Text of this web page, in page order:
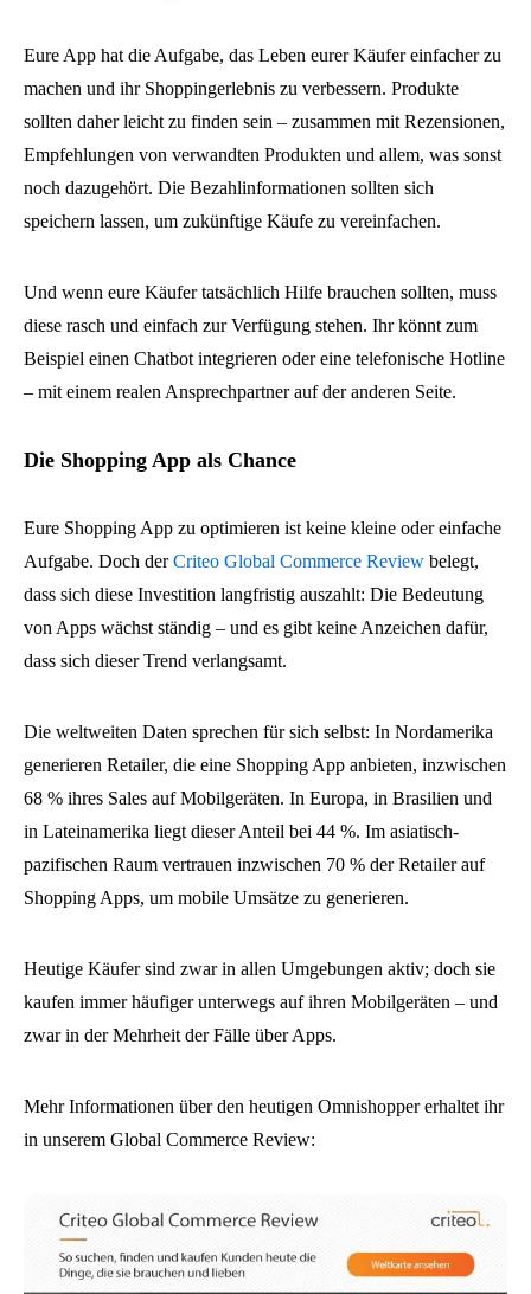
Eure App hat die Aufgabe, das Leben eurer Käufer einfacher zu
machen und ihr Shoppingerlebnis zu verbessern. Produkte
sollten daher leicht zu finden sein – zusammen mit Rezensionen,
Empfehlungen von verwandten Produkten und allem, was sonst
noch dazugehört. Die Bezahlinformationen sollten sich
speichern lassen, um zukünftige Käufe zu vereinfachen.
Und wenn eure Käufer tatsächlich Hilfe brauchen sollten, muss
diese rasch und einfach zur Verfügung stehen. Ihr könnt zum
Beispiel einen Chatbot integrieren oder eine telefonische Hotline
– mit einem realen Ansprechpartner auf der anderen Seite.
Die Shopping App als Chance
Eure Shopping App zu optimieren ist keine kleine oder einfache
Aufgabe. Doch derCriteo Global Commerce Review belegt,
dass sich diese Investition langfristig auszahlt: Die Bedeutung
von Apps wächst ständig – und es gibt keine Anzeichen dafür,
dass sich dieser Trend verlangsamt.
Die weltweiten Daten sprechen für sich selbst: In Nordamerika
generieren Retailer, die eine Shopping App anbieten, inzwischen
68 % ihres Sales auf Mobilgeräten. In Europa, in Brasilien und
in Lateinamerika liegt dieser Anteil bei 44 %. Im asiatisch-
pazifischen Raum vertrauen inzwischen 70 % der Retailer auf
Shopping Apps, um mobile Umsätze zu generieren.
Heutige Käufer sind zwar in allen Umgebungen aktiv; doch sie
kaufen immer häufiger unterwegs auf ihren Mobilgeräten – und
zwar in der Mehrheit der Fälle über Apps.
Mehr Informationen über den heutigen Omnishopper erhaltet ihr
in unserem Global Commerce Review: